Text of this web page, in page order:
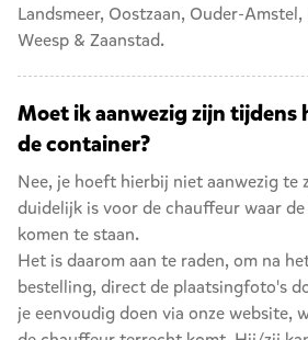
Landsmeer, Oostzaan, Ouder-Amstel,
Weesp & Zaanstad.
Moet ik aanwezig zijn tijdens
de container?
Nee, je hoeft hierbij niet aanwezig te
duidelijk is voor de chauffeur waar
komen te staan.
Het is daarom aan te raden, om na
bestelling, direct de plaatsingfoto's
je eenvoudig doen via onze website,